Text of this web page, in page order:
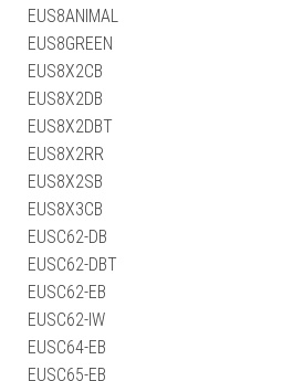
EUS8ANIMAL
EUS8GREEN
EUS8X2CB
EUS8X2DB
EUS8X2DBT
EUS8X2RR
EUS8X2SB
EUS8X3CB
EUSC62-DB
EUSC62-DBT
EUSC62-EB
EUSC62-IW
EUSC64-EB
EUSC65-EB